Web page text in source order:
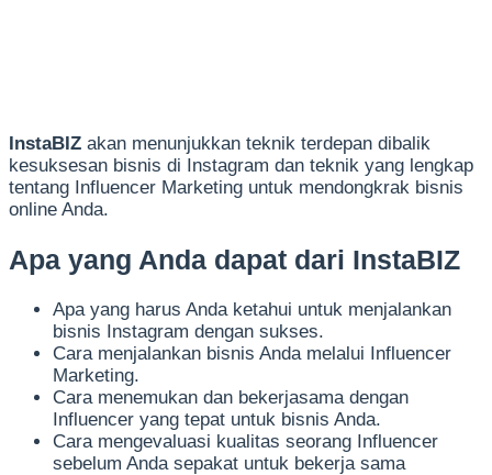
InstaBIZ akan menunjukkan teknik terdepan dibalik
kesuksesan bisnis di Instagram dan teknik yang lengkap
tentang Influencer Marketing untuk mendongkrak bisnis
online Anda.
Apa yang Anda dapat dari InstaBIZ
Apa yang harus Anda ketahui untuk menjalankan
bisnis Instagram dengan sukses.
Cara menjalankan bisnis Anda melalui Influencer
Marketing.
Cara menemukan dan bekerjasama dengan
Influencer yang tepat untuk bisnis Anda.
Cara mengevaluasi kualitas seorang Influencer
sebelum Anda sepakat untuk bekerja sama